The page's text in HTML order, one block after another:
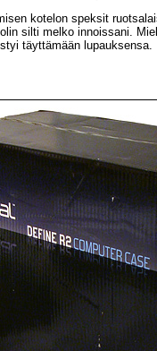
kotelon speksit
silti melko innoissani.
täyttämään